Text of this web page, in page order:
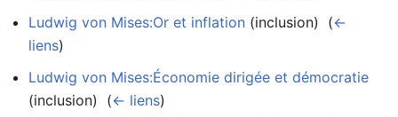
Ludwig von Mises:Or et inflation (inclusion) ‎ (←
liens)
Ludwig von Mises:Économie dirigée et démocratie
(inclusion) ‎ (← liens)